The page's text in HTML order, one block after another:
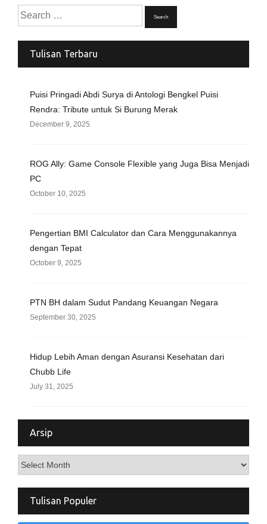
Search
for:
Tulisan Terbaru
Puisi Pringadi Abdi Surya di Antologi Bengkel Puisi
Rendra: Tribute untuk Si Burung Merak
December 9, 2025
ROG Ally: Game Console Flexible yang Juga Bisa Menjadi
PC
October 10, 2025
Pengertian BMI Calculator dan Cara Menggunakannya
dengan Tepat
October 9, 2025
PTN BH dalam Sudut Pandang Keuangan Negara
September 30, 2025
Hidup Lebih Aman dengan Asuransi Kesehatan dari
Chubb Life
July 31, 2025
Arsip
Arsip
Tulisan Populer